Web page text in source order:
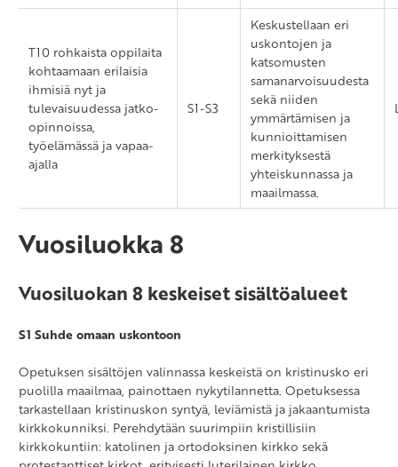
T10 rohkaista oppilaita
kohtaamaan erilaisia
ihmisiä nyt ja
tulevaisuudessa jatko-
opinnoissa,
työelämässä ja vapaa-
ajalla
S1-S3
Keskustellaan eri
uskontojen ja
katsomusten
samanarvoisuudesta
sekä niiden
ymmärtämisen ja
kunnioittamisen
merkityksestä
yhteiskunnassa ja
maailmassa.
Vuosiluokka 8
Vuosiluokan 8 keskeiset sisältöalueet
S1 Suhde omaan uskontoon
Opetuksen sisältöjen valinnassa keskeistä on kristinusko eri
puolilla maailmaa, painottaen nykytilannetta. Opetuksessa
tarkastellaan kristinuskon syntyä, leviämistä ja jakaantumista
kirkkokunniksi. Perehdytään suurimpiin kristillisiin
kirkkokuntiin: katolinen ja ortodoksinen kirkko sekä